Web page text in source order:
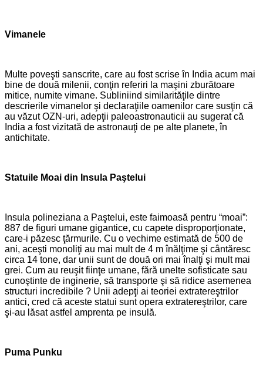
Vimanele
Multe poveşti sanscrite, care au fost scrise în India acum mai
bine de două milenii, conţin referiri la maşini zburătoare
mitice, numite vimane. Subliniind similarităţile dintre
descrierile vimanelor şi declaraţiile oamenilor care susţin că
au văzut OZN-uri, adepţii paleoastronauticii au sugerat că
India a fost vizitată de astronauţi de pe alte planete, în
antichitate.
Statuile Moai din Insula Paştelui
Insula polineziana a Paştelui, este faimoasă pentru “moai”:
887 de figuri umane gigantice, cu capete disproporţionate,
care-i păzesc ţărmurile. Cu o vechime estimată de 500 de
ani, aceşti monoliţi au mai mult de 4 m înălţime şi cântăresc
circa 14 tone, dar unii sunt de două ori mai înalţi şi mult mai
grei. Cum au reuşit fiinţe umane, fără unelte sofisticate sau
cunoştinte de inginerie, să transporte şi să ridice asemenea
structuri incredibile ? Unii adepţi ai teoriei extratereştrilor
antici, cred că aceste statui sunt opera extratereştrilor, care
şi-au lăsat astfel amprenta pe insulă.
Puma Punku